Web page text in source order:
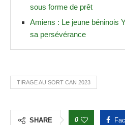
sous forme de prêt
Amiens : Le jeune béninois
sa persévérance
TIRAGE AU SORT CAN 2023
SHARE 0